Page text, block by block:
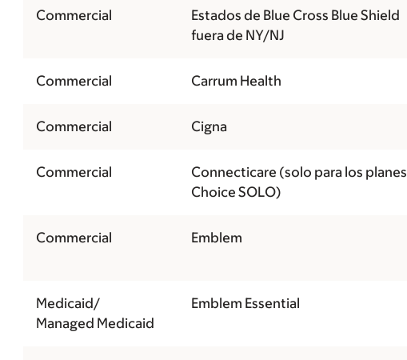
Commercial
Estados de Blue Cross Blue Shield
fuera de NY/NJ
Commercial Carrum Health
Commercial Cigna
Commercial
Connecticare (solo para los planes
Choice SOLO)
Commercial Emblem
Medicaid/
Managed Medicaid
Emblem Essential